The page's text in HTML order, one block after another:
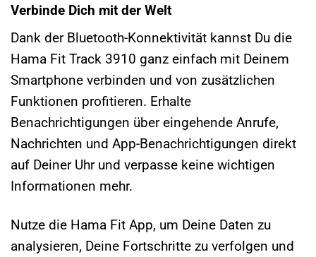
Verbinde Dich mit der Welt
Dank der Bluetooth-Konnektivität kannst Du die
Hama Fit Track 3910 ganz einfach mit Deinem
Smartphone verbinden und von zusätzlichen
Funktionen profitieren. Erhalte
Benachrichtigungen über eingehende Anrufe,
Nachrichten und App-Benachrichtigungen direkt
auf Deiner Uhr und verpasse keine wichtigen
Informationen mehr.
Nutze die Hama Fit App, um Deine Daten zu
analysieren, Deine Fortschritte zu verfolgen und